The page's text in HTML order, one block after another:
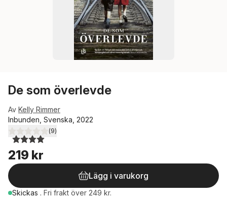
De som överlevde
Av Kelly Rimmer
Inbunden, Svenska, 2022
4,0utav 5 stjärnor. Totalt antal röster:
(9)
219 kr
Lägg i varukorg
Skickas . Fri frakt över 249 kr.